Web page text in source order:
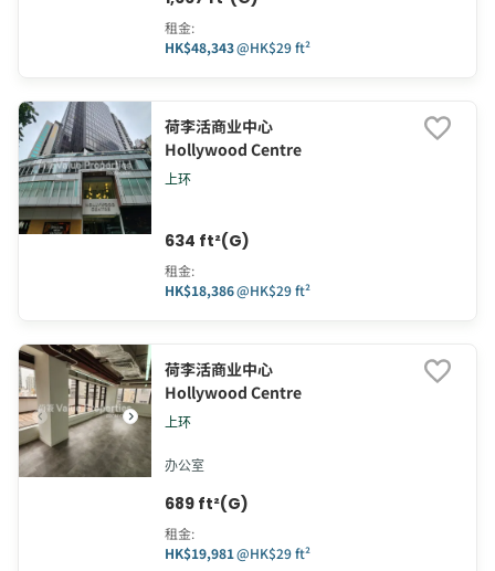
租金:
HK$48,343@HK$29 ft²
荷李活商业中心
Hollywood Centre
上环
634 ft²(G)
租金:
HK$18,386@HK$29 ft²
荷李活商业中心
Hollywood Centre
上环
办公室
689 ft²(G)
租金:
HK$19,981@HK$29 ft²